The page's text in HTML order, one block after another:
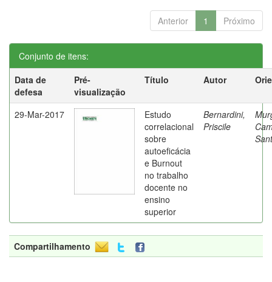
Anterior 1 Próximo
Conjunto de itens:
Data de
defesa
Pré-
visualização
Título Autor
29-Mar-2017
Estudo
correlacional
sobre
autoeficácia
e Burnout
no trabalho
docente no
ensino
superior
Bernardini,
Priscile
Compartilhamento